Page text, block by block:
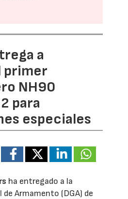
a
primer
NH90
para
especiales
ha entregado a la
de Armamento (DGA) de